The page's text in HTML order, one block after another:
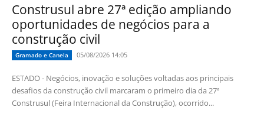
Construsul abre 27ª edição ampliando
oportunidades de negócios para a
construção civil
Gramado e Canela 05/08/2026 14:05
ESTADO - Negócios, inovação e soluções voltadas aos principais
desafios da construção civil marcaram o primeiro dia da 27ª
Construsul (Feira Internacional da Construção), ocorrido...